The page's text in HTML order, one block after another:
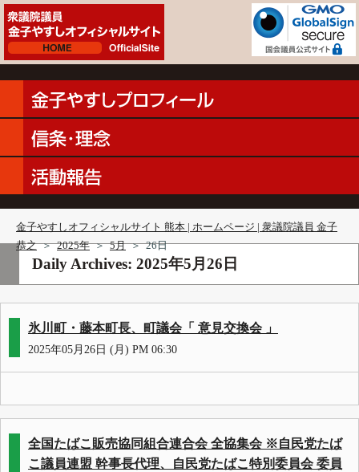
金子やすしオフィシャルサイト 熊本 | ホームページ | 衆議院議員 金子
恭之 ＞ 2025年 ＞ 5月 ＞ 26日
Daily Archives: 2025年5月26日
氷川町・藤本町長、町議会「 意見交換会 」
2025年05月26日 (月) PM 06:30
全国たばこ販売協同組合連合会 全協集会 ※自民党たば
こ議員連盟 幹事長代理、自民党たばこ特別委員会 委員